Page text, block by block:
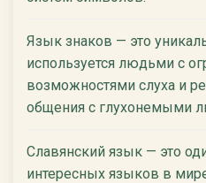
Язык знаков — это
используется людьми с
возможностями слуха и
общения с глухонемыми
Славянский язык — это
интересных языков в